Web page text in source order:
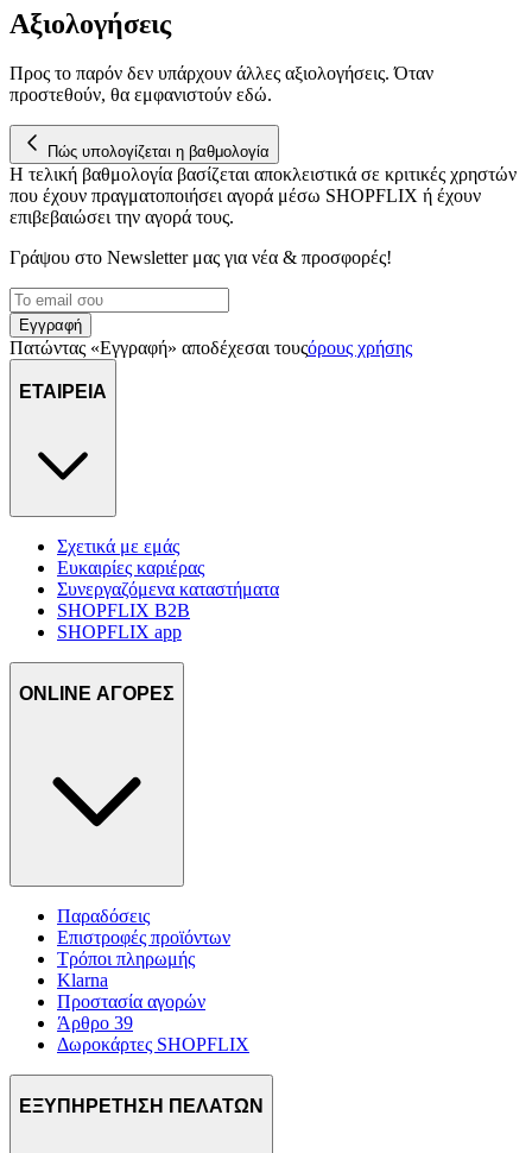
διεύθυνση IP σας, χρησιμοποιώντας τεχνολογία όπως cookies
στη συσκευή σας, με σκοπό την προβολή εξατομικευμένων
διαφημίσεων και περιεχομένου, τις μετρήσεις σχετικά με
διαφημίσεις και περιεχόμενο, την καλύτερη εικόνα του κοινού
μας και την ανάπτυξη προϊόντων. Επίσης, κοινοποιούμε
πληροφορίες σχετικά με την από μέρους σας χρήση της
τοποθεσίας μας στους συνεργάτες μέσων κοινωνικής
δικτύωσης, διαφημίσεων και ανάλυσης.
Αξιολογήσεις
Προς το παρόν δεν υπάρχουν άλλες αξιολογήσεις. Όταν
προστεθούν, θα εμφανιστούν εδώ.
Πώς υπολογίζεται η βαθμολογία
Η τελική βαθμολογία βασίζεται αποκλειστικά σε κριτικές χρηστών
που έχουν πραγματοποιήσει αγορά μέσω SHOPFLIX ή έχουν
επιβεβαιώσει την αγορά τους.
Γράψου στο Νewsletter μας για νέα & προσφορές!
Εγγραφή
Πατώντας «Εγγραφή» αποδέχεσαι τουςόρους χρήσης
ΕΤΑΙΡΕΙΑ
Σχετικά με εμάς
Ευκαιρίες καριέρας
Συνεργαζόμενα καταστήματα
SHOPFLIX B2B
SHOPFLIX app
ONLINE ΑΓΟΡΕΣ
Παραδόσεις
Επιστροφές προϊόντων
Τρόποι πληρωμής
Klarna
Προστασία αγορών
Άρθρο 39
Δωροκάρτες SHOPFLIX
ΕΞΥΠΗΡΕΤΗΣΗ ΠΕΛΑΤΩΝ